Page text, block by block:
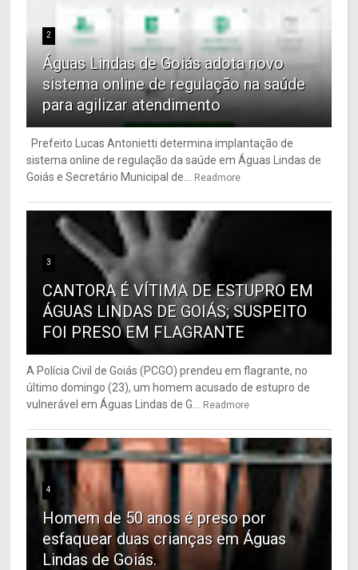
2
Águas Lindas de Goiás adota novo
sistema online de regulação na saúde
para agilizar atendimento
Prefeito Lucas Antonietti determina implantação de
sistema online de regulação da saúde em Águas Lindas de
Goiás e Secretário Municipal de...
Readmore
3
CANTORA É VÍTIMA DE ESTUPRO EM
ÁGUAS LINDAS DE GOIÁS; SUSPEITO
FOI PRESO EM FLAGRANTE
A Polícia Civil de Goiás (PCGO) prendeu em flagrante, no
último domingo (23), um homem acusado de estupro de
vulnerável em Águas Lindas de G...
Readmore
4
Homem de 50 anos é preso por
esfaquear duas crianças em Águas
Lindas de Goiás.